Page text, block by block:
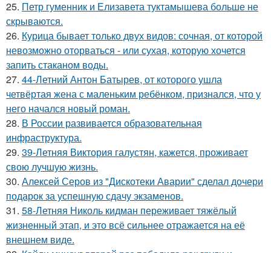
25. Петр гуменник и Елизавета туктамышева больше не
скрываются.
26. Курица бывает только двух видов: сочная, от которой
невозможно оторваться - или сухая, которую хочется
запить стаканом воды.
27. 44-Летний Антон Батырев, от которого ушла
четвёртая жена с маленьким ребёнком, признался, что у
него начался новый роман.
28. В России развивается образовательная
инфраструктура.
29. 39-Летняя Виктория галустян, кажется, проживает
свою лучшую жизнь.
30. Алексей Серов из "Дискотеки Аварии" сделал дочери
подарок за успешную сдачу экзаменов.
31. 58-Летняя Николь кидман переживает тяжёлый
жизненный этап, и это всё сильнее отражается на её
внешнем виде.